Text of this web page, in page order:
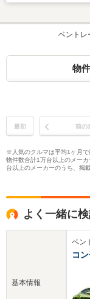
後ドライブレコーダ
ー・ビルトインETC
トホールド・純正ア
ベントレ
物
最初 前の
※人気のクルマは平均1ヶ月で
物件数合計1万台以上のメー
台以上のメーカーのうち、掲
よく一緒に
基本情報
ベン
コ